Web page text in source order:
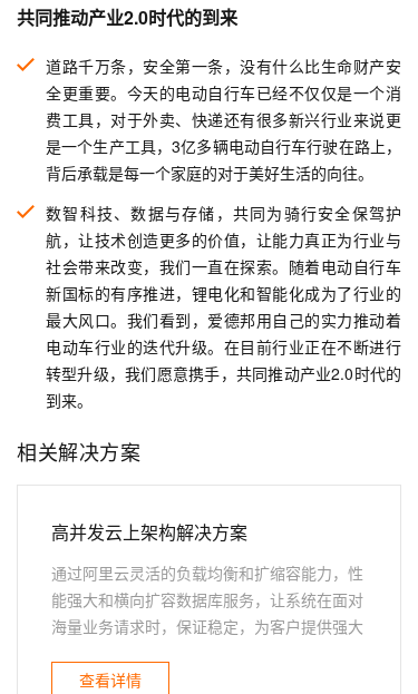
共同推动产业2.0时代的到来
道路千万条，安全第一条，没有什么比生命财产安
全更重要。今天的电动自行车已经不仅仅是一个消
费工具，对于外卖、快递还有很多新兴行业来说更
是一个生产工具，3亿多辆电动自行车行驶在路上，
背后承载是每一个家庭的对于美好生活的向往。
数智科技、数据与存储，共同为骑行安全保驾护
航，让技术创造更多的价值，让能力真正为行业与
社会带来改变，我们一直在探索。随着电动自行车
新国标的有序推进，锂电化和智能化成为了行业的
最大风口。我们看到，爱德邦用自己的实力推动着
电动车行业的迭代升级。在目前行业正在不断进行
转型升级，我们愿意携手，共同推动产业2.0时代的
到来。
相关解决方案
高并发云上架构解决方案
通过阿里云灵活的负载均衡和扩缩容能力，性
能强大和横向扩容数据库服务，让系统在面对
海量业务请求时，保证稳定，为客户提供强大
查看详情